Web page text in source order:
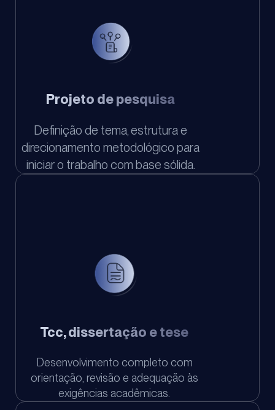
Projeto de pesquisa
Definição de tema, estrutura e
direcionamento metodológico para
iniciar o trabalho com base sólida.
Tcc, dissertação e tese
Desenvolvimento completo com
orientação, revisão e adequação às
exigências acadêmicas.